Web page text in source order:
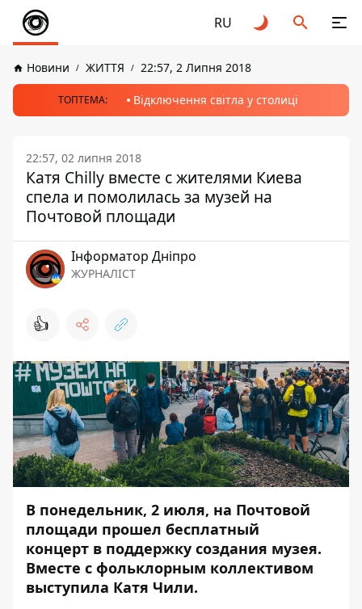
RU
Новини ЖИТТЯ 22:57, 2 Липня 2018
ТОПТЕМА: Відключення світла у столиці
22:57, 02 липня 2018
Катя Chilly вместе с жителями Киева
спела и помолилась за музей на
Почтовой площади
Інформатор Дніпро
ЖУРНАЛІСТ
👍
В понедельник, 2 июля, на Почтовой
площади прошел бесплатный
концерт в поддержку создания музея.
Вместе с фольклорным коллективом
выступила Катя Чили.